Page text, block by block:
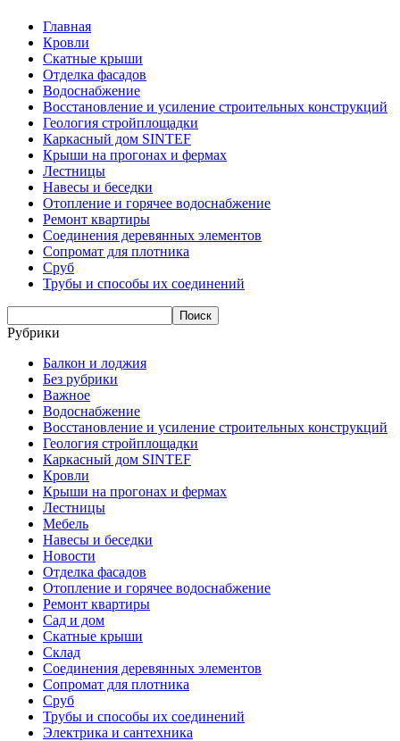
Главная
Кровли
Скатные крыши
Отделка фасадов
Водоснабжение
Восстановление и усиление строительных конструкций
Геология стройплощадки
Каркасный дом SINTEF
Крыши на прогонах и фермах
Лестницы
Навесы и беседки
Отопление и горячее водоснабжение
Ремонт квартиры
Соединения деревянных элементов
Сопромат для плотника
Сруб
Трубы и способы их соединений
Рубрики
Балкон и лоджия
Без рубрики
Важное
Водоснабжение
Восстановление и усиление строительных конструкций
Геология стройплощадки
Каркасный дом SINTEF
Кровли
Крыши на прогонах и фермах
Лестницы
Мебель
Навесы и беседки
Новости
Отделка фасадов
Отопление и горячее водоснабжение
Ремонт квартиры
Сад и дом
Скатные крыши
Склад
Соединения деревянных элементов
Сопромат для плотника
Сруб
Трубы и способы их соединений
Электрика и сантехника